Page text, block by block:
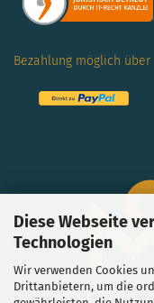
Diese Webseite
Technologien
Wir verwenden Cookies
Drittanbietern, um die
Bezahlung möglich über